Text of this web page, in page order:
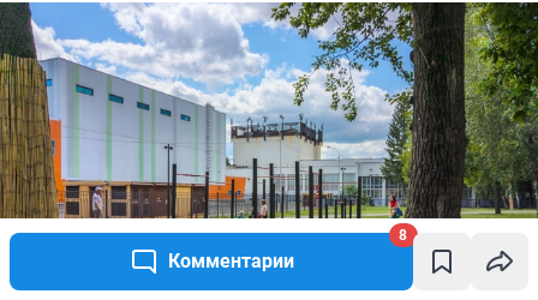
Комментарии
8